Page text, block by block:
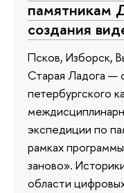
памятникам
создания
Псков, Изборск,
Старая Ладога —
петербургского
экспедиции по
рамках
заново».
области